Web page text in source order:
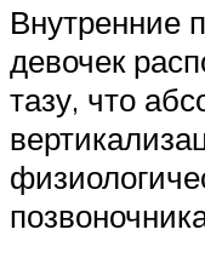
Внутренние
девочек
тазу, что